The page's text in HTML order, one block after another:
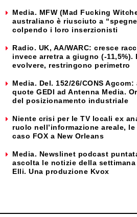
Media. MFW (Mad Fucking
australiano è riusciuto a
colpendo i loro inserzionisti
Radio. UK, AA/WARC: cresce
invece arretra a giugno (-11,5%).
evolvere, restringono perimetro
Media. Del. 152/26/CONS
quote GEDI ad Antenna Media.
del posizionamento industriale
Niente crisi per le TV locali ex
ruolo nell’informazione areale,
caso FOX a New Orleans
Media. Newslinet podcast
ascolta le notizie della settimana
Elli. Una produzione Kvox